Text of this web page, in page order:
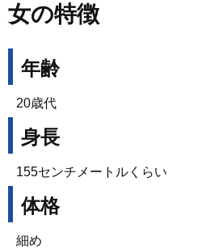
女の特徴
年齢
20歳代
身長
155センチメートルくらい
体格
細め